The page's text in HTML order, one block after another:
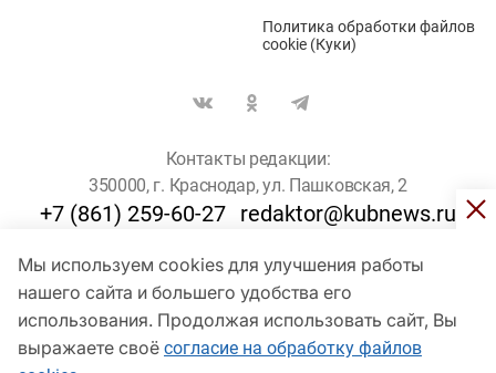
Мы используем cookies для улучшения работы
нашего сайта и большего удобства его
использования. Продолжая использовать сайт, Вы
выражаете своё согласие на обработку файлов
Политика обработки файлов
cookie (Куки)
Контакты редакции:
350000, г. Краснодар, ул. Пашковская, 2
+7 (861) 259-60-27 redaktor@kubnews.ru
Для пользователей старше 16 лет
© Кубанские Новости, 2017
Сетевое издание «kubnews» зарегистрировано Федеральной
службой по надзору в сфере связи, информационных технологий